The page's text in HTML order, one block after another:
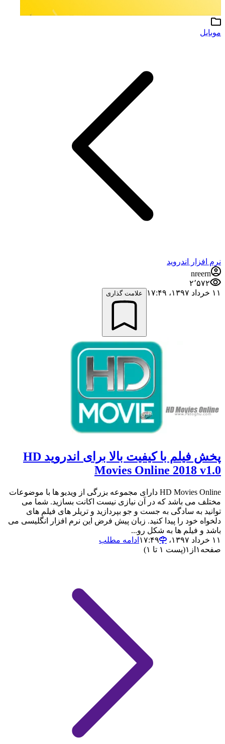
موبایل
نرم افزار اندروید
nreern
۲٬۵۷۲
۱۱ خرداد ۱۳۹۷،‏ ۱۷:۴۹
علامت گذاری
پخش فیلم با کیفیت بالا برای اندروید HD
Movies Online 2018 v1.0
HD Movies Online دارای مجموعه بزرگی از ویدیو ها با موضوعات
مختلف می باشد که در آن نیازی نیست اکانت بسازید. شما می
توانید به سادگی به جست و جو بپردازید و تریلر های فیلم های
دلخواه خود را پیدا کنید. زبان پیش فرض این نرم افزار انگلیسی می
باشد و فیلم ها به شکل رو...
۱۱ خرداد ۱۳۹۷،‏ ۱۷:۴۹
ادامه مطلب
صفحه ۱ از ۱(پست ۱ تا ۱)